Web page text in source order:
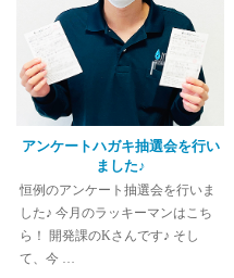
アンケートハガキ抽選会を行い
ました♪
恒例のアンケート抽選会を行いま
した♪ 今月のラッキーマンはこち
ら！ 開発課のKさんです♪ そし
て、今 …